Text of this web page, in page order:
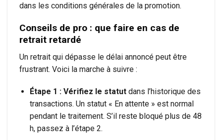
dans les conditions générales de la promotion.
Conseils de pro : que faire en cas de
retrait retardé
Un retrait qui dépasse le délai annoncé peut être
frustrant. Voici la marche à suivre :
Étape 1 : Vérifiez le statutdans l’historique des
transactions. Un statut « En attente » est normal
pendant le traitement. S’il reste bloqué plus de 48
h, passez à l’étape 2.